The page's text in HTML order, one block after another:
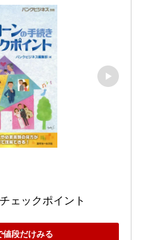
ェックポイント
値段だけみる